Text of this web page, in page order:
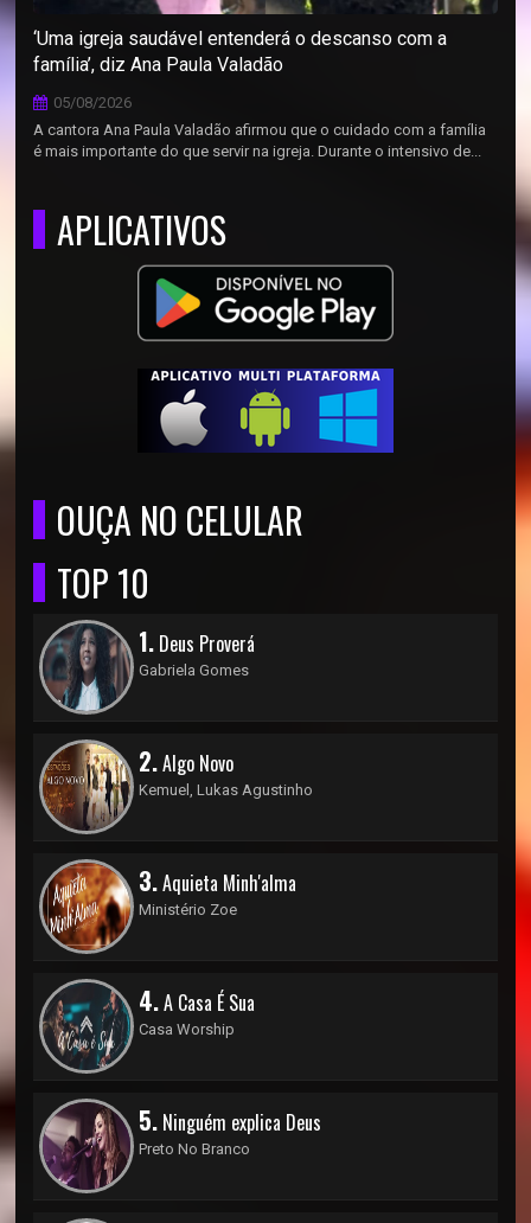
‘Uma igreja saudável entenderá o descanso com a
família’, diz Ana Paula Valadão
05/08/2026
A cantora Ana Paula Valadão afirmou que o cuidado com a família
é mais importante do que servir na igreja. Durante o intensivo de...
APLICATIVOS
OUÇA NO CELULAR
TOP 10
1. Deus Proverá
Gabriela Gomes
2.Algo Novo
Kemuel, Lukas Agustinho
3.Aquieta Minh'alma
Ministério Zoe
4.A Casa É Sua
Casa Worship
5. Ninguém explica Deus
Preto No Branco